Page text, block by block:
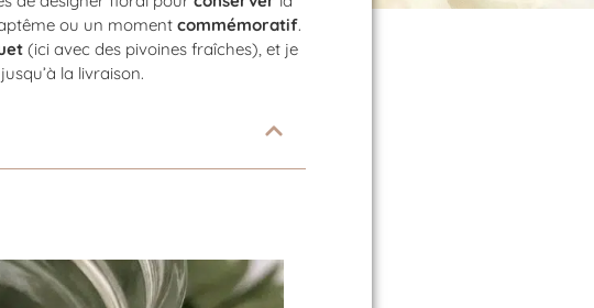
ou un moment commémoratif.
(ici avec des pivoines fraîches), et je
la livraison.